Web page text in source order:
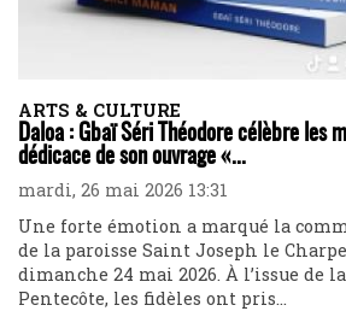
ARTS & CULTURE
Daloa : Gbaï Séri Théodore célèbre les
dédicace de son ouvrage «...
mardi, 26 mai 2026 13:31
Une forte émotion a marqué la
de la paroisse Saint Joseph le
dimanche 24 mai 2026. À l’issue de
Pentecôte, les fidèles ont pris...